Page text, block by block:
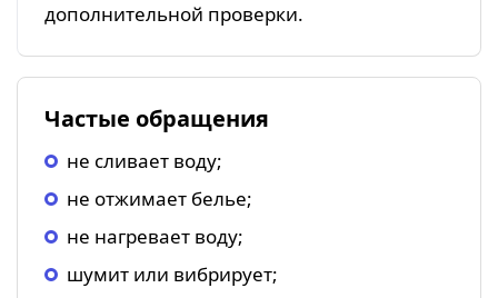
дополнительной проверки.
Частые обращения
не сливает воду;
не отжимает белье;
не нагревает воду;
шумит или вибрирует;